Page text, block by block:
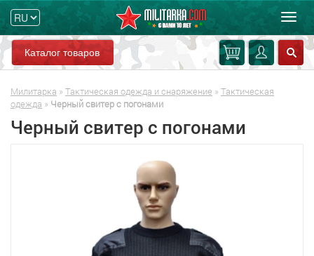
Каталог товаров
Милитарка » Тактическая одежда и снаряжение » Тактическая
одежда » Черный свитер с погонами
Черный свитер с погонами